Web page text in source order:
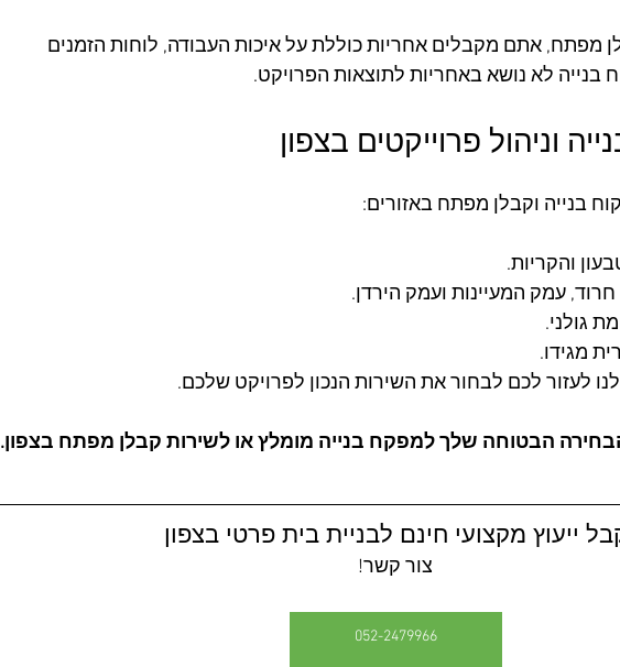
מפתח, אתם מקבלים אחריות כוללת על איכות העבודה, לוחות הזמנים
בנייה לא נושא באחריות לתוצאות הפרויקט.
וניהול פרוייקטים בצפון
בנייה וקבלן מפתח באזורים:
והקריות.
עמק המעיינות ועמק הירדן.
גולני.
מגידו.
לעזור לכם לבחור את השירות הנכון לפרויקט שלכם.
הבחירה הבטוחה שלך למפקח בנייה מומלץ או לשירות קבלן מפתח בצפון.
ייעוץ מקצועי חינם לבניית בית פרטי בצפון
צור קשר!
052-2479966